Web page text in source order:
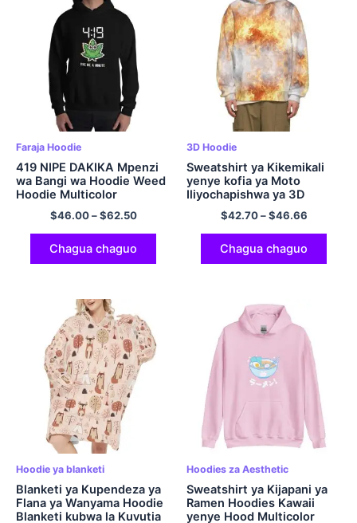
Faraja Hoodie
419 NIPE DAKIKA Mpenzi
wa Bangi wa Hoodie Weed
Hoodie Multicolor
$46.00–$62.50
Chagua chaguo
3D Hoodie
Sweatshirt ya Kikemikali
yenye kofia ya Moto
Iliyochapishwa ya 3D
Hoodie Pullover Hoodie
Polyester Hoodie
$42.70–$46.66
Chagua chaguo
Hoodie ya blanketi
Blanketi ya Kupendeza ya
Flana ya Wanyama Hoodie
Blanketi kubwa la Kuvutia
Hoodies za Aesthetic
Sweatshirt ya Kijapani ya
Ramen Hoodies Kawaii
yenye Hood Multicolor